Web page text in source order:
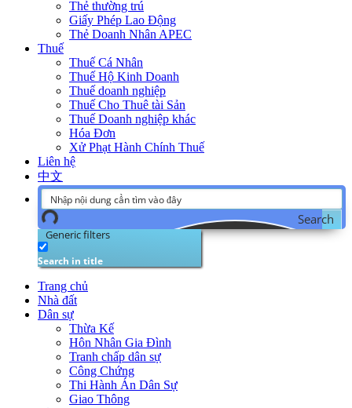
Thẻ thường trú
Giấy Phép Lao Động
Thẻ Doanh Nhân APEC
Thuế
Thuế Cá Nhân
Thuế Hộ Kinh Doanh
Thuế doanh nghiệp
Thuế Cho Thuê tài Sản
Thuế Doanh nghiệp khác
Hóa Đơn
Xử Phạt Hành Chính Thuế
Liên hệ
中文
Search
Generic filters
Search in title
Trang chủ
Nhà đất
Dân sự
Thừa Kế
Hôn Nhân Gia Đình
Tranh chấp dân sự
Công Chứng
Thi Hành Án Dân Sự
Giao Thông